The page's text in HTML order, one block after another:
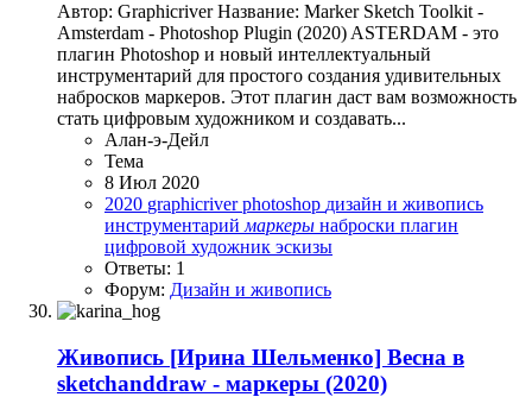
Автор: Graphicriver Название: Marker Sketch Toolkit -
Amsterdam - Photoshop Plugin (2020) ASTERDAM - это
плагин Photoshop и новый интеллектуальный
инструментарий для простого создания удивительных
набросков маркеров. Этот плагин даст вам возможность
стать цифровым художником и создавать...
Алан-э-Дейл
Тема
8 Июл 2020
2020 graphicriverphotoshop дизайн и живопись
инструментарий маркеры наброски плагин
цифровой художник эскизы
Ответы: 1
Форум: Дизайн и живопись
Живопись [Ирина Шельменко] Весна в
sketchanddraw - маркеры (2020)